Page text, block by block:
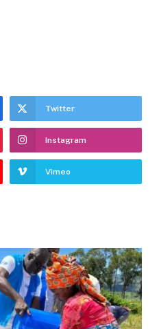
Twitter
Instagram
Vimeo